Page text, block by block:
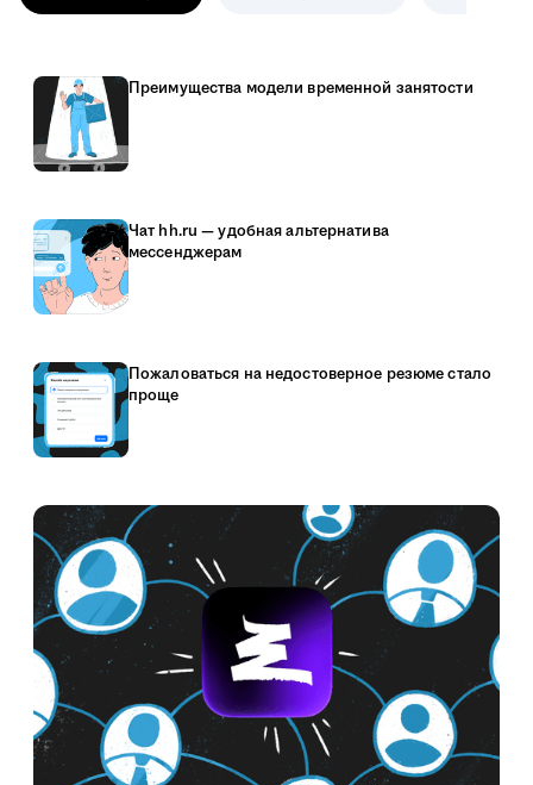
Преимущества модели временной занятости
Чат hh.ru — удобная альтернатива
мессенджерам
Пожаловаться на недостоверное резюме стало
проще